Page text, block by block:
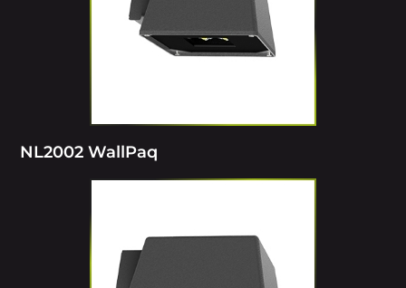
NL2002 WallPaq